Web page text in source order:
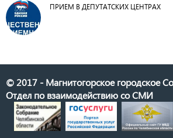
ПРИЕМ В ДЕПУТАТСКИХ ЦЕНТРАХ
© 2017 - Магнитогорское городское
Отдел по взаимодействию со СМИ